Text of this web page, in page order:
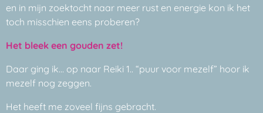
en in mijn zoektocht naar meer rust en energie kon ik het
toch misschien eens proberen?
Het bleek een gouden zet!
Daar ging ik… op naar Reiki 1.. “puur voor mezelf” hoor ik
mezelf nog zeggen.
Het heeft me zoveel fijns gebracht.